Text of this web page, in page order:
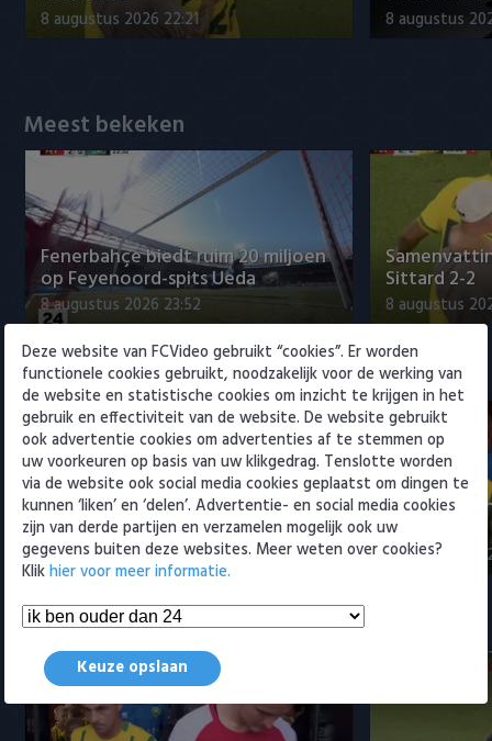
Vitesse
Willem II
8 augustus 2026 22:21 8 augustus
Meest bekeken
Fenerbahçe biedt ruim 20 miljoen
op Feyenoord-spits Ueda
8 augustus 2026 23:52
Sittard 2-2
8 augustus
Eredivisie
Fenerbahçe biedt ruim 20 miljoen
op Feyenoord-spits Ueda
8 augustus 2026 23:52
2-0
8 augustus
Samenvattingen Eredivisie
Deze website van FCVideo gebruikt “cookies”. Er worden
functionele cookies gebruikt, noodzakelijk voor de werking van
de website en statistische cookies om inzicht te krijgen in het
gebruik en effectiviteit van de website. De website gebruikt
ook advertentie cookies om advertenties af te stemmen op
uw voorkeuren op basis van uw klikgedrag. Tenslotte worden
via de website ook social media cookies geplaatst om dingen te
kunnen ‘liken’ en ‘delen’. Advertentie- en social media cookies
zijn van derde partijen en verzamelen mogelijk ook uw
gegevens buiten deze websites. Meer weten over cookies?
Klikhier voor meer informatie.
Keuze opslaan